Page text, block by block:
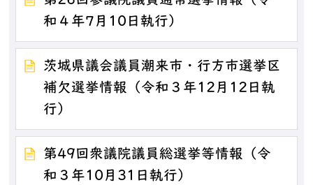
和４年7月10日執行）
茨城県議会議員潮来市・行方市選挙区
補欠選挙情報（令和３年12月12日執
行）
第49回衆議院議員総選挙等情報（令
和３年10月31日執行）